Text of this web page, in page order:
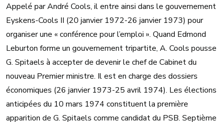
Appelé par André Cools, il entre ainsi dans le gouvernement
Eyskens-Cools II (20 janvier 1972-26 janvier 1973) pour
organiser une « conférence pour l’emploi ». Quand Edmond
Leburton forme un gouvernement tripartite, A. Cools pousse
G. Spitaels à accepter de devenir le chef de Cabinet du
nouveau Premier ministre. Il est en charge des dossiers
économiques (26 janvier 1973-25 avril 1974). Les élections
anticipées du 10 mars 1974 constituent la première
apparition de G. Spitaels comme candidat du PSB. Septième